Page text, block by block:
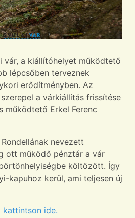
vár, a kiállítóhelyet működtető
lépcsőben terveznek
erődítményben. Az
a várkiállítás frissítése
működtető Erkel Ferenc
nevezett
ott működő pénztár a vár
költözött. Így
kapuhoz kerül, ami teljesen új
kattintson ide.